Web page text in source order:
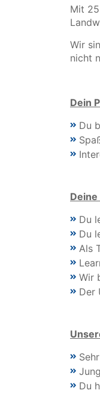
Mit
Wir
nicht
Dein
Du
Du
Du
Als
Wir
Der
Du